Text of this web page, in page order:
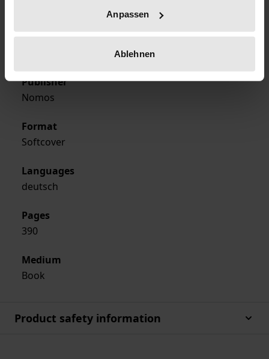
Anpassen
Ablehnen
Year of Publication
Publisher
Nomos
Format
Softcover
Languages
deutsch
Pages
390
Medium
Book
Product safety information